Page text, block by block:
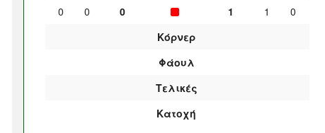
0
0 0 1 1
0
Κόρνερ
Φάουλ
Τελικές
Κατοχή